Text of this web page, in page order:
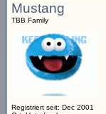
Mustang
TBB Family
Registriert seit: Dec 2001